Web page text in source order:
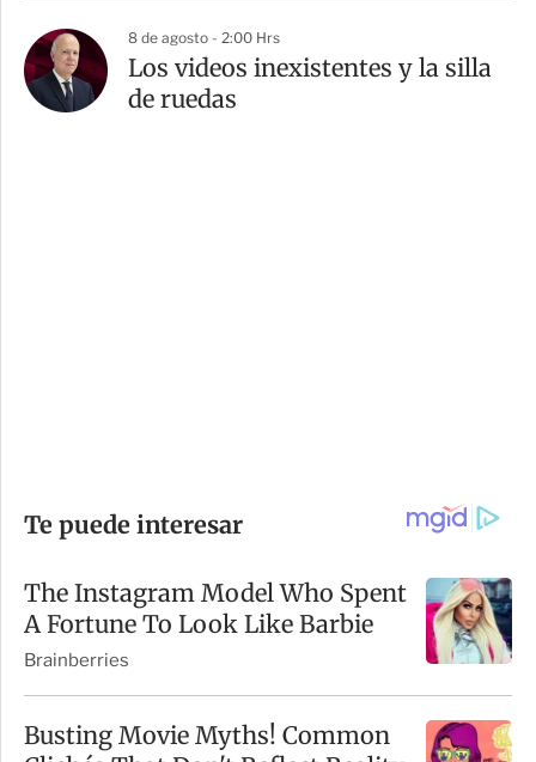
8 de agosto - 2:00 Hrs
Los videos inexistentes y la silla
de ruedas